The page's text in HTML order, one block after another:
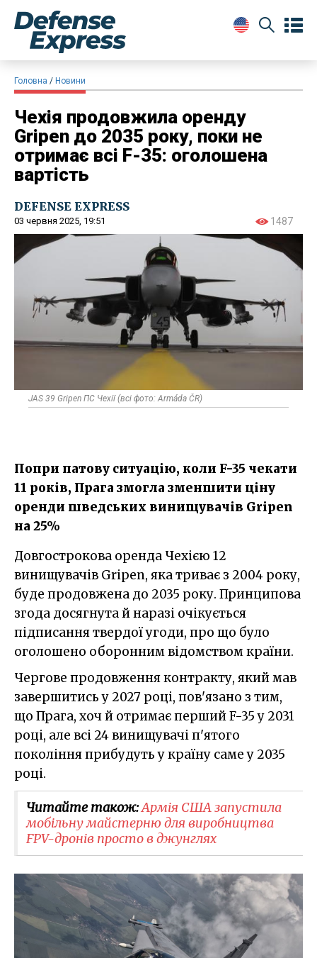
Головна Новини
Чехія продовжила оренду
Gripen до 2035 року, поки не
отримає всі F-35: оголошена
вартість
DEFENSE EXPRESS
03 червня 2025, 19:51 1487
JAS 39 Gripen ПС Чехії (всі фото: Armáda ČR)
Попри патову ситуацію, коли F-35 чекати
11 років, Прага змогла зменшити ціну
оренди шведських винищувачів Gripen
на 25%
Довгострокова оренда Чехією 12
винищувачів Gripen, яка триває з 2004 року,
буде продовжена до 2035 року. Принципова
згода досягнута й наразі очікується
підписання твердої угоди, про що було
оголошено оборонним відомством країни.
Чергове продовження контракту, який мав
завершитись у 2027 році, пов'язано з тим,
що Прага, хоч й отримає перший F-35 у 2031
році, але всі 24 винищувачі п'ятого
покоління прибудуть у країну саме у 2035
році.
Читайте також:Армія США запустила
мобільну майстерню для виробництва
FPV-дронів просто в джунглях